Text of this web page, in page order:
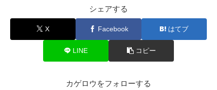
シェアする
X Facebook はてブ
LINE コピー
カゲロウをフォローする